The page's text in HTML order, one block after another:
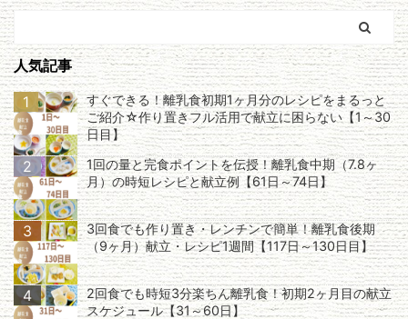
人気記事
1
すぐできる！離乳食初期1ヶ月分のレシピをまるっと
ご紹介☆作り置きフル活用で献立に困らない【1～30
日目】
2
1回の量と完食ポイントを伝授！離乳食中期（7.8ヶ
月）の時短レシピと献立例【61日～74日】
3
3回食でも作り置き・レンチンで簡単！離乳食後期
（9ヶ月）献立・レシピ1週間【117日～130日目】
4
2回食でも時短3分楽ちん離乳食！初期2ヶ月目の献立
スケジュール【31～60日】